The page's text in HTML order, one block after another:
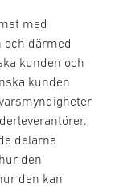
med
därmed
kunden och
kunden
delarna
den
den kan